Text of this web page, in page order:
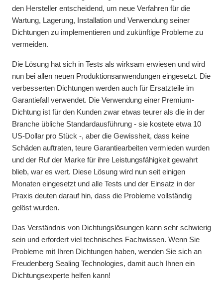
den Hersteller entscheidend, um neue Verfahren für die
Wartung, Lagerung, Installation und Verwendung seiner
Dichtungen zu implementieren und zukünftige Probleme zu
vermeiden.
Die Lösung hat sich in Tests als wirksam erwiesen und wird
nun bei allen neuen Produktionsanwendungen eingesetzt. Die
verbesserten Dichtungen werden auch für Ersatzteile im
Garantiefall verwendet. Die Verwendung einer Premium-
Dichtung ist für den Kunden zwar etwas teurer als die in der
Branche übliche Standardausführung - sie kostete etwa 10
US-Dollar pro Stück -, aber die Gewissheit, dass keine
Schäden auftraten, teure Garantiearbeiten vermieden wurden
und der Ruf der Marke für ihre Leistungsfähigkeit gewahrt
blieb, war es wert. Diese Lösung wird nun seit einigen
Monaten eingesetzt und alle Tests und der Einsatz in der
Praxis deuten darauf hin, dass die Probleme vollständig
gelöst wurden.
Das Verständnis von Dichtungslösungen kann sehr schwierig
sein und erfordert viel technisches Fachwissen. Wenn Sie
Probleme mit Ihren Dichtungen haben, wenden Sie sich an
Freudenberg Sealing Technologies, damit auch Ihnen ein
Dichtungsexperte helfen kann!